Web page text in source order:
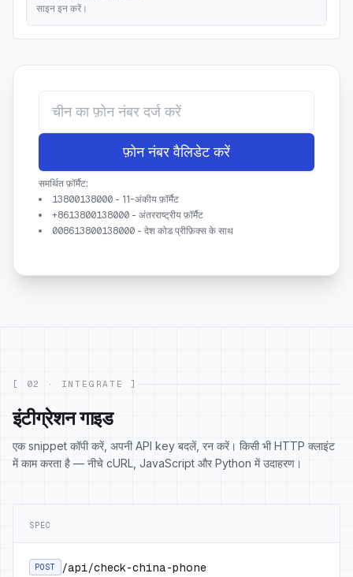
साइन इन करें।
फ़ोन नंबर वैलिडेट करें
समर्थित फ़ॉर्मैट:
13800138000 - 11-अंकीय फ़ॉर्मैट
+8613800138000 - अंतरराष्ट्रीय फ़ॉर्मैट
008613800138000 - देश कोड प्रीफ़िक्स के साथ
[ 02 · INTEGRATE ]
इंटीग्रेशन गाइड
एक snippet कॉपी करें, अपनी API key बदलें, रन करें। किसी भी HTTP क्लाइंट
में काम करता है — नीचे cURL, JavaScript और Python में उदाहरण।
SPEC
POST /api/check-china-phone